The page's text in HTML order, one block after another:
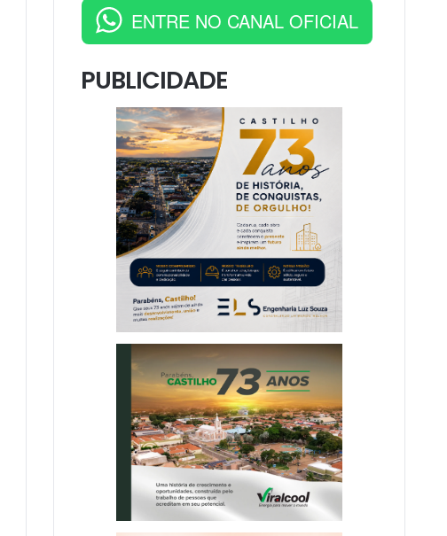
ENTRE NO CANAL OFICIAL
PUBLICIDADE